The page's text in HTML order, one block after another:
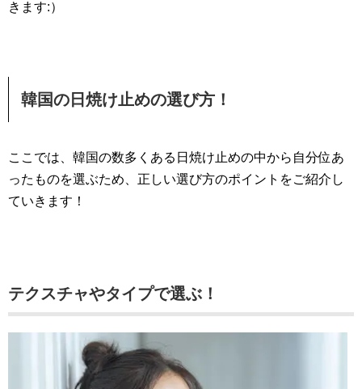
きます:）
韓国の日焼け止めの選び方！
ここでは、韓国の数多くある日焼け止めの中から自分位あ
ったものを選ぶため、正しい選び方のポイントをご紹介し
ていきます！
テクスチャやタイプで選ぶ！